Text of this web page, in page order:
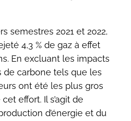
semestres 2021 et 2022,
4,3 % de gaz à effet
En excluant les impacts
de carbone tels que les
ont été les plus gros
effort. Il s’agit de
d’énergie et du